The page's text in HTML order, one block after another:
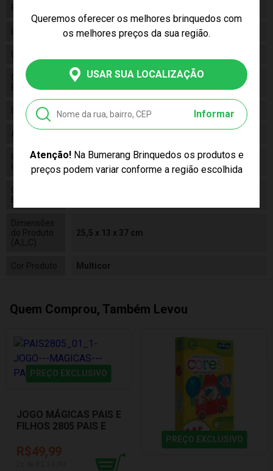
Queremos oferecer os melhores brinquedos com
os melhores preços da sua região.
USAR SUA LOCALIZAÇÃO
Informar
Atenção!Na Bumerang Brinquedos os produtos e
preços podem variar conforme a região escolhida
Fabricante
Brinquedo
Código
Código de
Barras
7899838896519
Composição Plástico
Alimentação
Pilhas
Inclusas
Conteúdo da
Embalagem
Dimensões
do Produto
(A,L,C)
25,5 x 13 x 37 cm
Cor Produto Multicor
Quem Comprou, Também Levou
PREÇO EXCLUSIVO
JOGO MÁGICAS PAIS E
FILHOS 2805 PAIS E
R$49,99
PREÇO EXCLUSIVO